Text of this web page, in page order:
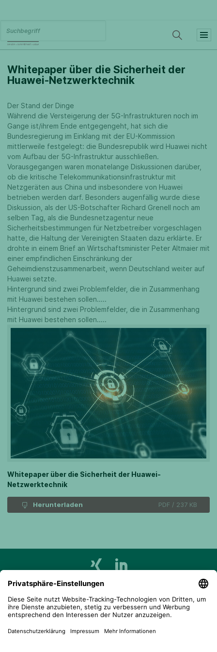
Whitepaper über die Sicherheit der
Huawei-Netzwerktechnik
Der Stand der Dinge
Während die Versteigerung der 5G-Infrastrukturen noch im
Gange ist/ihrem Ende entgegengeht, hat sich die
Bundesregierung im Einklang mit der EU-Kommission
mittlerweile festgelegt: die Bundesrepublik wird Huawei nicht
vom Aufbau der 5G-Infrastruktur ausschließen.
Vorausgegangen waren monatelange Diskussionen darüber,
ob die kritische Telekommunikationsinfrastruktur mit
Netzgeräten aus China und insbesondere von Huawei
betrieben werden darf. Besonders augenfällig wurde diese
Diskussion, als der US-Botschafter Richard Grenell noch am
selben Tag, als die Bundesnetzagentur neue
Sicherheitsbestimmungen für Netzbetreiber vorgeschlagen
hatte, die Haltung der Vereinigten Staaten dazu erklärte. Er
drohte in einem Brief an Wirtschaftsminister Peter Altmaier mit
einer empfindlichen Einschränkung der
Geheimdienstzusammenarbeit, wenn Deutschland weiter auf
Huawei setzte.
Hintergrund sind zwei Problemfelder, die in Zusammenhang
mit Huawei bestehen sollen.....
Hintergrund sind zwei Problemfelder, die in Zusammenhang
mit Huawei bestehen sollen.....
Whitepaper über die Sicherheit der Huawei-
Netzwerktechnik
Herunterladen PDF / 237 KB
telent GmbH
Gerberstraße 34, 71522 Backnang